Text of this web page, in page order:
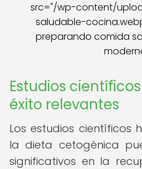
src="/wp-content/
saludable-
preparando comida
Estudios
éxito relevantes
Los estudios científicos
la dieta cetogénica
significativos en la